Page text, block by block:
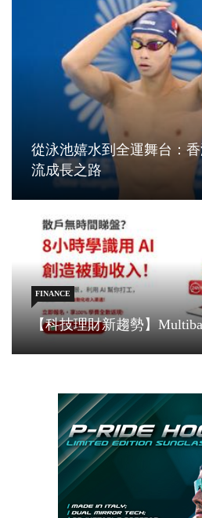
從泳池嬉水到全運舞台：
流成長之路
FINANCE
【科技理財新趨勢】